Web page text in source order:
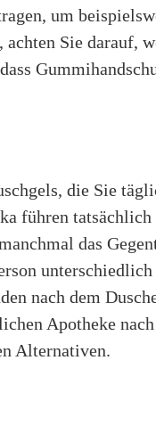
um
Sie darauf,
die Sie
führen tatsächlich
das
unterschiedlich
nach dem
Apotheke nach
Alternativen.